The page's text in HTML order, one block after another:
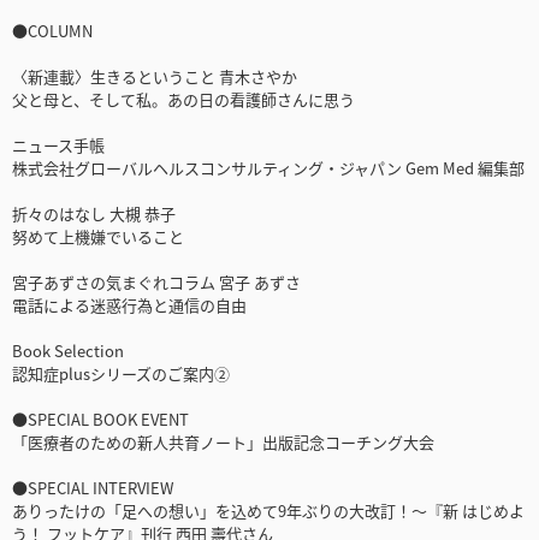
●COLUMN
〈新連載〉生きるということ 青木さやか
父と母と、そして私。あの日の看護師さんに思う
ニュース手帳
株式会社グローバルヘルスコンサルティング・ジャパン Gem Med 編集部
折々のはなし 大槻 恭子
努めて上機嫌でいること
宮子あずさの気まぐれコラム 宮子 あずさ
電話による迷惑行為と通信の自由
Book Selection
認知症plusシリーズのご案内②
●SPECIAL BOOK EVENT
「医療者のための新人共育ノート」出版記念コーチング大会
●SPECIAL INTERVIEW
ありったけの「足への想い」を込めて9年ぶりの大改訂！〜『新 はじめよ
う！ フットケア』刊行 西田 壽代さん